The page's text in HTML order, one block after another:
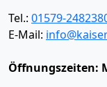
Tel.: 01579-
E-Mail:
Öffnungszeiten: